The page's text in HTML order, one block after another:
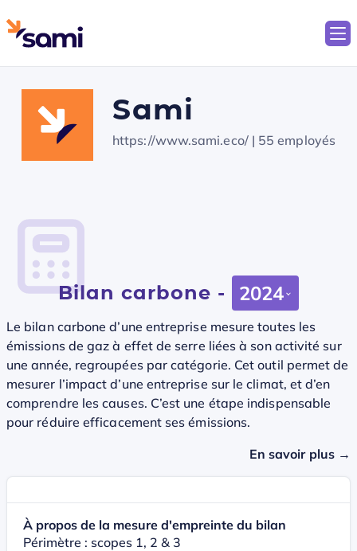
Sami
https://www.sami.eco/| 55 employés
Bilan carbone - 2024
Le bilan carbone d’une entreprise mesure toutes les
émissions de gaz à effet de serre liées à son activité sur
une année, regroupées par catégorie. Cet outil permet de
mesurer l’impact d’une entreprise sur le climat, et d’en
comprendre les causes. C’est une étape indispensable
pour réduire efficacement ses émissions.
En savoir plus →
À propos de la mesure d'empreinte du bilan
Périmètre : scopes 1, 2 & 3